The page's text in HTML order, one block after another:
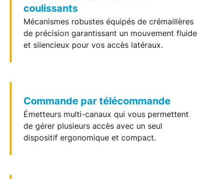
coulissants
Mécanismes robustes équipés de crémaillères
de précision garantissant un mouvement fluide
et silencieux pour vos accès latéraux.
Commande par télécommande
Émetteurs multi-canaux qui vous permettent
de gérer plusieurs accès avec un seul
dispositif ergonomique et compact.